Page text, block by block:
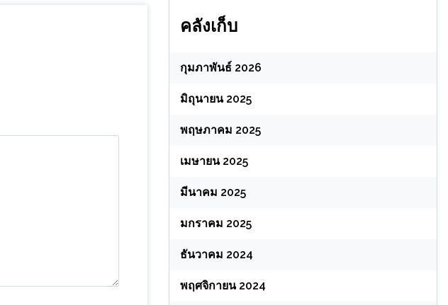
คลังเก็บ
กุมภาพันธ์ 2026
มิถุนายน 2025
พฤษภาคม 2025
เมษายน 2025
มีนาคม 2025
มกราคม 2025
ธันวาคม 2024
พฤศจิกายน 2024